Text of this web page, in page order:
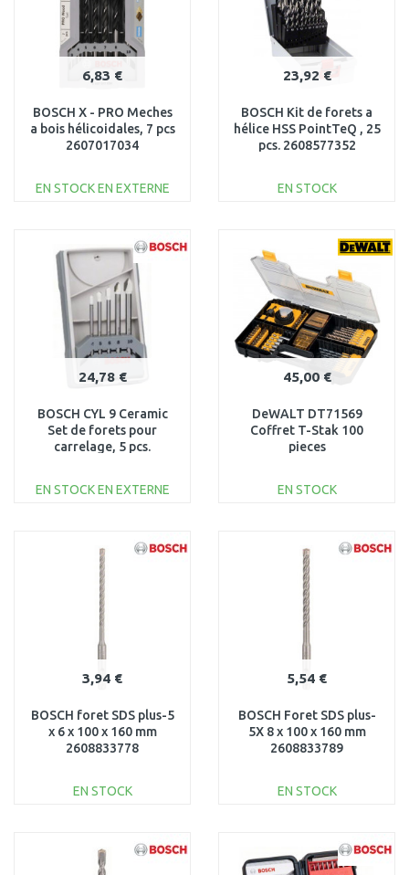
6,83 €
BOSCH X - PRO Meches
a bois hélicoidales, 7 pcs
2607017034
EN STOCK EN EXTERNE
Au comparatif
23,92 €
BOSCH Kit de forets a
hélice HSS PointTeQ , 25
pcs. 2608577352
EN STOCK
Au comparatif
24,78 €
BOSCH CYL 9 Ceramic
Set de forets pour
carrelage, 5 pcs.
EN STOCK EN EXTERNE
Au comparatif
45,00 €
DeWALT DT71569
Coffret T-Stak 100
pieces
EN STOCK
Au comparatif
3,94 €
BOSCH foret SDS plus-5
x 6 x 100 x 160 mm
2608833778
EN STOCK
Au comparatif
5,54 €
BOSCH Foret SDS plus-
5X 8 x 100 x 160 mm
2608833789
EN STOCK
Au comparatif